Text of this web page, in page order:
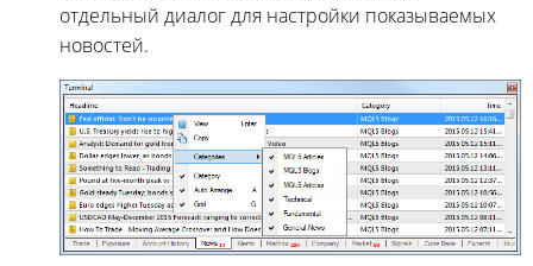
отдельный диалог для настройки показываемых
новостей.